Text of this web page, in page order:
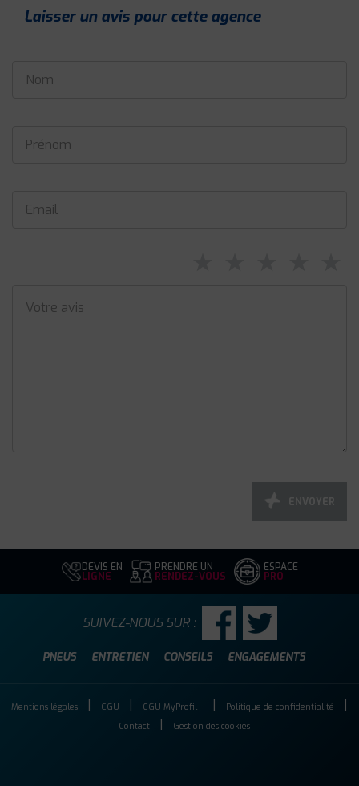
Laisser un avis pour cette agence
ENVOYER
DEVIS EN
LIGNE
PRENDRE UN
RENDEZ-VOUS
ESPACE
PRO
PNEUS ENTRETIEN CONSEILS ENGAGEMENTS
SUIVEZ-NOUS SUR :
Mentions légales CGU CGU MyProfil+
Politique de confidentialité
Contact
Gestion des cookies